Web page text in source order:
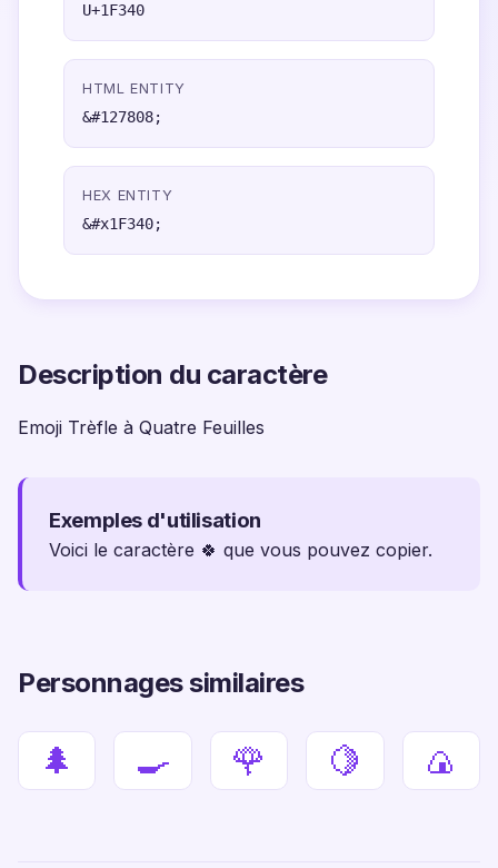
U+1F340
HTML ENTITY
&#127808;
HEX ENTITY
&#x1F340;
Description du caractère
Emoji Trèfle à Quatre Feuilles
Exemples d'utilisation
Voici le caractère 🍀 que vous pouvez copier.
Personnages similaires
🌲 🍳 🌹 🍋 🍙